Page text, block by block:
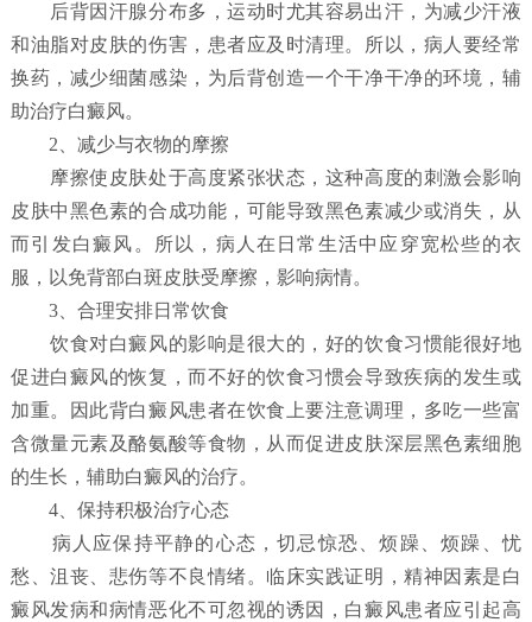
后背因汗腺分布多，运动时尤其容易出汗，为减少汗液
和油脂对皮肤的伤害，患者应及时清理。所以，病人要经常
换药，减少细菌感染，为后背创造一个干净干净的环境，辅
助治疗白癜风。
2、减少与衣物的摩擦
摩擦使皮肤处于高度紧张状态，这种高度的刺激会影响
皮肤中黑色素的合成功能，可能导致黑色素减少或消失，从
而引发白癜风。所以，病人在日常生活中应穿宽松些的衣
服，以免背部白斑皮肤受摩擦，影响病情。
3、合理安排日常饮食
饮食对白癜风的影响是很大的，好的饮食习惯能很好地
促进白癜风的恢复，而不好的饮食习惯会导致疾病的发生或
加重。因此背白癜风患者在饮食上要注意调理，多吃一些富
含微量元素及酪氨酸等食物，从而促进皮肤深层黑色素细胞
的生长，辅助白癜风的治疗。
4、保持积极治疗心态
病人应保持平静的心态，切忌惊恐、烦躁、烦躁、忧
愁、沮丧、悲伤等不良情绪。临床实践证明，精神因素是白
癜风发病和病情恶化不可忽视的诱因，白癜风患者应引起高